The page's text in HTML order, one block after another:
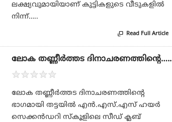
ലക്ഷ്യവുമായിയാണ് കുട്ടികളുടെ വീടുകളിൽ
നിന്ന്…..
 Read Full Article
ലോക തണ്ണീർത്തട ദിനാചരണത്തിന്റെ…..
★★★★★
ലോക തണ്ണീർത്തട ദിനാചരണത്തിന്റെ
ഭാഗമായി തട്ടയിൽ എൻ.എസ്.എസ് ഹയർ
സെക്കൻഡറി സ്കൂളിലെ സീഡ് ക്ലബ്